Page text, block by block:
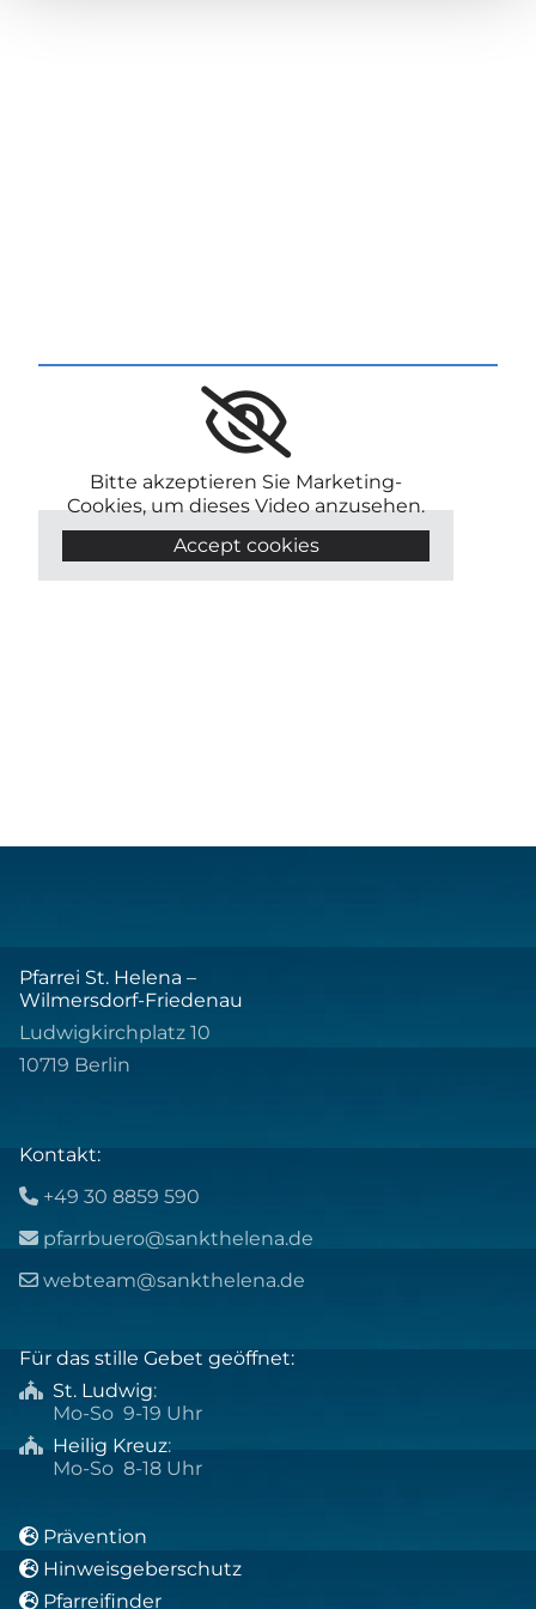
Bitte akzeptieren Sie Marketing-
Cookies, um dieses Video anzusehen.
Accept cookies
Pfarrei St. Helena –
Wilmersdorf-Friedenau
Ludwigkirchplatz 10
10719 Berlin
Kontakt:
 +49 30 8859 590
 pfarrbuero@sankthelena.de
 webteam@sankthelena.de
Für das stille Gebet geöffnet:
 St. Ludwig:
Mo-So 9-19 Uhr
 Heilig Kreuz:
Mo-So 8-18 Uhr
 Prävention
 Hinweisgeberschutz
 Pfarreifinder